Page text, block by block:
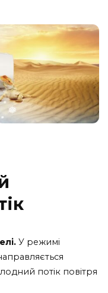
У режимі
потік повітря